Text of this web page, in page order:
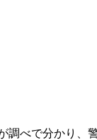
べで分かり、